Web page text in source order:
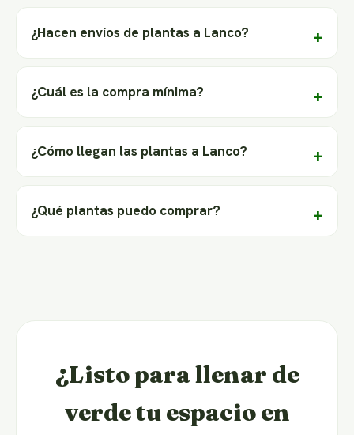
¿Hacen envíos de plantas a Lanco?
¿Cuál es la compra mínima?
¿Cómo llegan las plantas a Lanco?
¿Qué plantas puedo comprar?
¿Listo para llenar de
verde tu espacio en